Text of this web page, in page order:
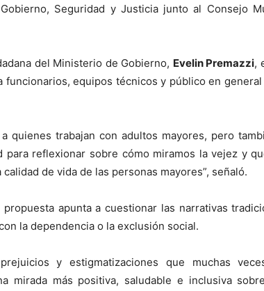
Seguridad y Justicia junto al Consejo
del Ministerio de Gobierno, Evelin Premazzi,
funcionarios, equipos técnicos y público en
quienes trabajan con adultos mayores, pero
para reflexionar sobre cómo miramos la vejez y
de vida de las personas mayores”, señaló.
apunta a cuestionar las narrativas
la dependencia o la exclusión social.
y estigmatizaciones que muchas
mirada más positiva, saludable e inclusiva